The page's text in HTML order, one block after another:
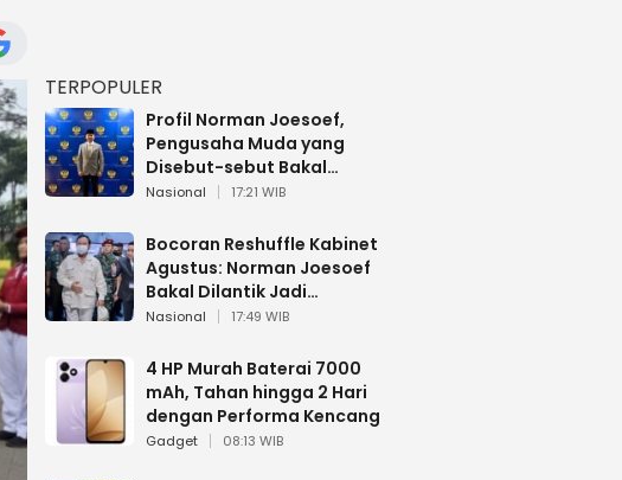
TERPOPULER
Profil Norman Joesoef,
Pengusaha Muda yang
Disebut-sebut Bakal
Dilantik Jadi Wamenhan RI
Nasional 17:21 WIB
Bocoran Reshuffle Kabinet
Agustus: Norman Joesoef
Bakal Dilantik Jadi
Wamenhan RI
Nasional 17:49 WIB
4 HP Murah Baterai 7000
mAh, Tahan hingga 2 Hari
dengan Performa Kencang
Gadget 08:13 WIB